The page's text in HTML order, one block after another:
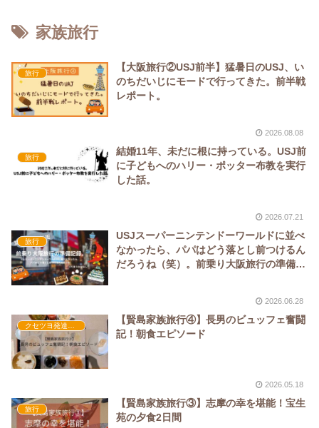
家族旅行
旅行
【大阪旅行②USJ前半】猛暑日のUSJ、い
のちだいじにモードで行ってきた。前半戦
レポート。
2026.08.08
旅行
結婚11年、未だに根に持っている。USJ前
に子どもへのハリー・ポッター布教を実行
した話。
2026.07.21
旅行
USJスーパーニンテンドーワールドに並べ
なかったら、パパはどう落とし前つけるん
だろうね（笑）。前乗り大阪旅行の準備記
2026.06.28
【賢島家族旅行④】長男のビュッフェ奮闘
記！朝食エピソード
2026.05.18
旅行
【賢島家族旅行③】志摩の幸を堪能！宝生
苑の夕食2日間